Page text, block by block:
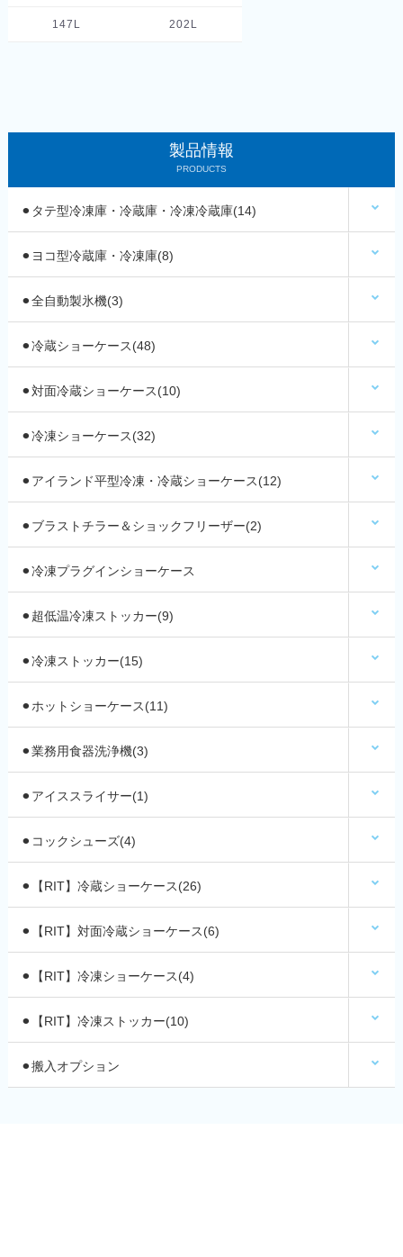
147L 202L
製品情報
PRODUCTS
⚫︎タテ型冷凍庫・冷蔵庫・冷凍冷蔵庫(14)
⚫︎ヨコ型冷蔵庫・冷凍庫(8)
⚫︎全自動製氷機(3)
⚫︎冷蔵ショーケース(48)
⚫︎対面冷蔵ショーケース(10)
⚫︎冷凍ショーケース(32)
⚫︎アイランド平型冷凍・冷蔵ショーケース(12)
⚫︎ブラストチラー＆ショックフリーザー(2)
⚫︎冷凍プラグインショーケース
⚫︎超低温冷凍ストッカー(9)
⚫︎冷凍ストッカー(15)
⚫︎ホットショーケース(11)
⚫︎業務用食器洗浄機(3)
⚫︎アイススライサー(1)
⚫︎コックシューズ(4)
⚫︎【RIT】冷蔵ショーケース(26)
⚫︎【RIT】対面冷蔵ショーケース(6)
⚫︎【RIT】冷凍ショーケース(4)
⚫︎【RIT】冷凍ストッカー(10)
⚫︎搬入オプション